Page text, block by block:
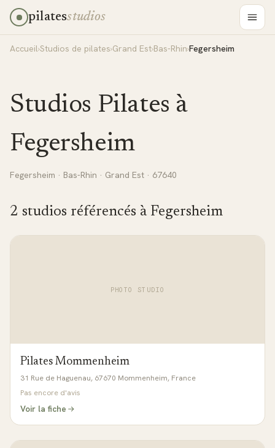
pilatesstudios
Accueil›Studios de pilates›Grand Est›Bas-Rhin›Fegersheim
Studios Pilates à
Fegersheim
Fegersheim · Bas-Rhin · Grand Est · 67640
2 studios référencés à Fegersheim
PHOTO STUDIO
Pilates Mommenheim
31 Rue de Haguenau, 67670 Mommenheim, France
Pas encore d'avis
Voir la fiche